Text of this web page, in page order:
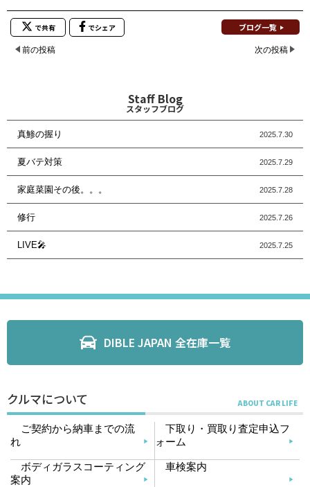
で共有 でシェア ブログ一覧
前の投稿 次の投稿
Staff Blog
スタッフブログ
真鯵の握り 2025.7.30
夏バテ対策 2025.7.29
家庭菜園その後。。。 2025.7.28
修行 2025.7.26
LIVE🎤 2025.7.25
DIBLE JAPAN 全在庫一覧
クルマについて
ご契約から納車までの流
れ
下取り・買取り査定申込フ
ォーム
ボディガラスコーティング
案内
車検案内